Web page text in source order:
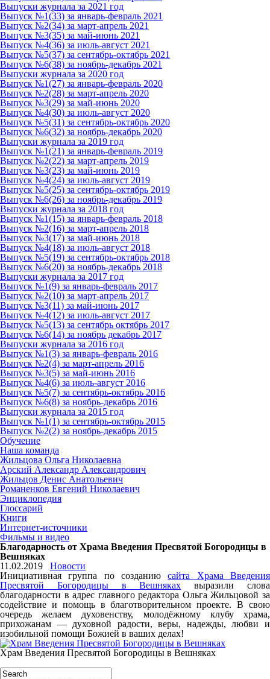
Выпуски журнала за 2021 год
Выпуск №1(33) за январь-февраль 2021
Выпуск №2(34) за март-апрель 2021
Выпуск №3(35) за май-июнь 2021
Выпуск №4(36) за июль-август 2021
Выпуск №5(37) за сентябрь-октябрь 2021
Выпуск №6(38) за ноябрь-декабрь 2021
Выпуски журнала за 2020 год
Выпуск №1(27) за январь-февраль 2020
Выпуск №2(28) за март-апрель 2020
Выпуск №3(29) за май-июнь 2020
Выпуск №4(30) за июль-август 2020
Выпуск №5(31) за сентябрь-октябрь 2020
Выпуск №6(32) за ноябрь-декабрь 2020
Выпуски журнала за 2019 год
Выпуск №1(21) за январь-февраль 2019
Выпуск №2(22) за март-апрель 2019
Выпуск №3(23) за май-июнь 2019
Выпуск №4(24) за июль-август 2019
Выпуск №5(25) за сентябрь-октябрь 2019
Выпуск №6(26) за ноябрь-декабрь 2019
Выпуски журнала за 2018 год
Выпуск №1(15) за январь-февраль 2018
Выпуск №2(16) за март-апрель 2018
Выпуск №3(17) за май-июнь 2018
Выпуск №4(18) за июль-август 2018
Выпуск №5(19) за сентябрь-октябрь 2018
Выпуск №6(20) за ноябрь-декабрь 2018
Выпуски журнала за 2017 год
Выпуск №1(9) за январь-февраль 2017
Выпуск №2(10) за март-апрель 2017
Выпуск №3(11) за май-июнь 2017
Выпуск №4(12) за июль-август 2017
Выпуск №5(13) за сентябрь октябрь 2017
Выпуск №6(14) за ноябрь декабрь 2017
Выпуски журнала за 2016 год
Выпуск №1(3) за январь-февраль 2016
Выпуск №2(4) за март-апрель 2016
Выпуск №3(5) за май-июнь 2016
Выпуск №4(6) за июль-август 2016
Выпуск №5(7) за сентябрь-октябрь 2016
Выпуск №6(8) за ноябрь-декабрь 2016
Выпуски журнала за 2015 год
Выпуск №1(1) за сентябрь-октябрь 2015
Выпуск №2(2) за ноябрь-декабрь 2015
Обучение
Наша команда
Жильцова Ольга Николаевна
Арский Александр Александрович
Жильцов Денис Анатольевич
Романенков Евгений Николаевич
Энциклопедия
Глоссарий
Книги
Интернет-источники
Фильмы и видео
Благодарность от Храма Введения Пресвятой Богородицы в
Вешняках
11.02.2019
Новости
Инициативная группа по созданиюсайта Храма Введения
Пресвятой Богородицы в Вешняках выразили слова
благодарности в адрес главного редактора Ольга Жильцовой за
содействие и помощь в благотворительном проекте. В свою
очередь желаем духовенству, молодёжному клубу храма,
прихожанам — духовной радости, веры, надежды, любви и
изобильной помощи Божией в ваших делах!
Храм Введения Пресвятой Богородицы в Вешняках